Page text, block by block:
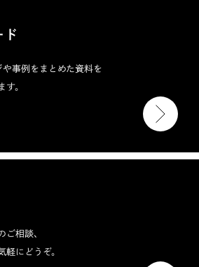
ド
事例をまとめた資料を
す。
ご相談、
軽にどうぞ。